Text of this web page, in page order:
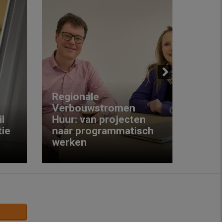
Regionale
Verbouwstromen
Huur: van projecten
naar programmatisch
werken
Next